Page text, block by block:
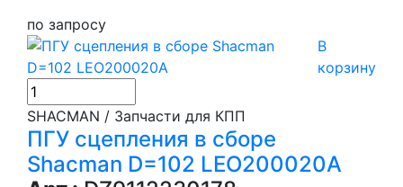
по запросу
В
корзину
SHACMAN / Запчасти для КПП
ПГУ сцепления в сборе
Shacman D=102 LEO200020A